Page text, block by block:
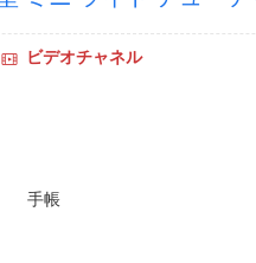
ラウ ワレカー トラッ
ビデオチャネル
手帳